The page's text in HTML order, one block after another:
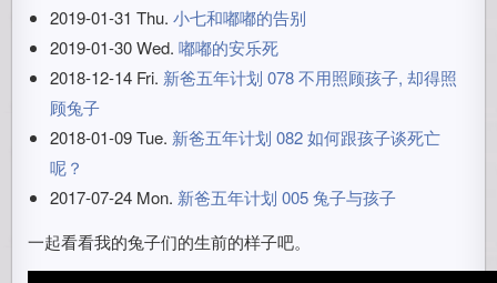
2019-01-31 Thu.小七和嘟嘟的告别
2019-01-30 Wed.嘟嘟的安乐死
2018-12-14 Fri. 新爸五年计划 078 不用照顾孩子, 却得照
顾兔子
2018-01-09 Tue. 新爸五年计划 082 如何跟孩子谈死亡
呢？
2017-07-24 Mon. 新爸五年计划 005 兔子与孩子
一起看看我的兔子们的生前的样子吧。